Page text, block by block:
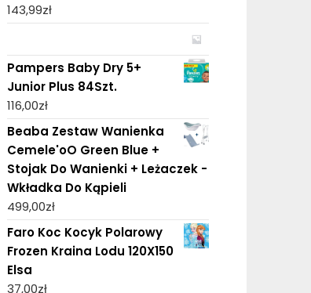
143,99zł
Pampers Baby Dry 5+
Junior Plus 84Szt.
116,00zł
Beaba Zestaw Wanienka
Cemele'oO Green Blue +
Stojak Do Wanienki + Leżaczek -
Wkładka Do Kąpieli
499,00zł
Faro Koc Kocyk Polarowy
Frozen Kraina Lodu 120X150
Elsa
37,00zł